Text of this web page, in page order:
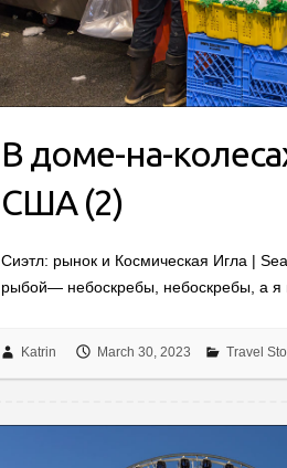
В доме-на-
США (2)
Сиэтл: рынок и Космическая Игла |
рыбой— небоскребы, небоскребы, а я
Katrin March 30, 2023 Travel